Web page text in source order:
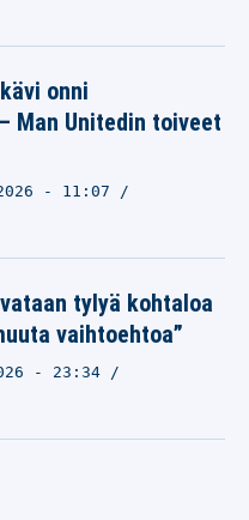
onni
Man Unitedin toiveet
- 11:07
tylyä kohtaloa
vaihtoehtoa”
- 23:34